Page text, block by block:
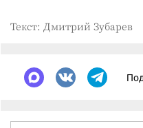
Текст: Дмитрий Зубарев